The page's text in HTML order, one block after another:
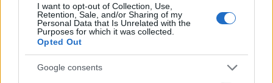
I want to opt-out of Collection, Use,
Retention, Sale, and/or Sharing of my
Personal Data that Is Unrelated with the
Purposes for which it was collected.
Opted Out
Google consents
SZPUTNYIK HAJÓZÁSI TÁRSASÁG - MODERN
SZÍNHÁZ
ÉS VISELKEDÉSKUTATÓ INTÉZET - LABOR
BÉRHÁZTÖRTÉNETEK 0.1